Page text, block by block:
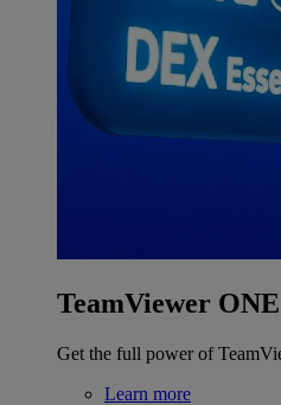
TeamViewer ONE
Get the full power of
Learn more